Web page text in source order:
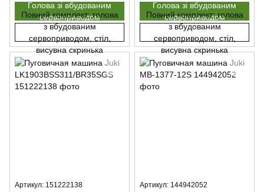
Голова зі вбудованим
сервоприводом
Повний комплект: голова
з вбудованим
сервоприводом, стіл,
висувна скринька
Голова зі вбудованим
сервоприводом
Повний комплект: голова
з вбудованим
сервоприводом, стіл,
висувна скринька
Артикул: 151222138 Артикул: 144942052